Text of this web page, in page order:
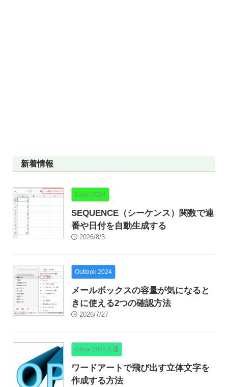
新着情報
Excel 2024
SEQUENCE（シーケンス）関数で連
番や日付を自動生成する
2026/8/3
Outlook 2024
メールボックスの容量が気になると
きに使える2つの確認方法
2026/7/27
Office 2024共通
ワードアートで飛び出す立体文字を
作成する方法